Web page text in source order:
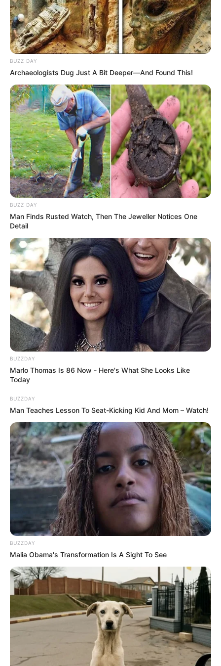
Sans oublier les possibilités de jouer la base quinté comme
super base Turf pour faire un Quarté Quinté. Une base
incontournable pour les jeux en champs réduits.
Suivez le bilan Journalier, Mensuel et Annuel sur le tableau
situé sur lapage des stats.
12 GRANDE SOIREE= 4ème
6 GAGNEUR= 5ème
13 FLYING DEVIL= DAI
Découvrez le taux de réussite de onze pronostiqueurs de la
presse
au jeu du Simple Gagnant et Placé sur les 10 derniers
Quinté de Trot attelé.
Les Meilleures cotes pour les plus grandes compétitions de
Football sont ici.
NUMEROS ASTRO QUINTE CHANCE DU JOUR
Spécial Tocard du PRIX DE LURE
Le spécial Tocard de meilleur pronostic est assurément un
jeu spéculatif donc risqué…
9 GANYMED DE CORBERY= 8ème à 50/1
LIRE LA SUITE
BUZZ DAY
Archaeologists Dug Just A Bit Deeper—And Found This!
BUZZ DAY
Man Finds Rusted Watch, Then The Jeweller Notices One
Detail
BUZZDAY
Marlo Thomas Is 86 Now - Here's What She Looks Like
Today
BUZZDAY
Man Teaches Lesson To Seat-Kicking Kid And Mom – Watch!
BUZZDAY
Malia Obama's Transformation Is A Sight To See